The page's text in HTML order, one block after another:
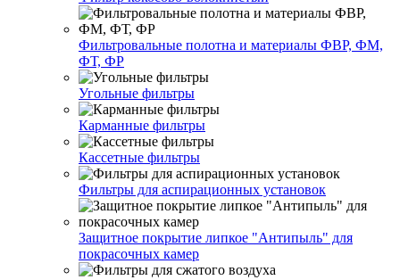
Фильтровальные полотна и материалы ФВР, ФМ,
ФТ, ФР
Угольные фильтры
Карманные фильтры
Кассетные фильтры
Фильтры для аспирационных установок
Защитное покрытие липкое "Антипыль" для
покрасочных камер